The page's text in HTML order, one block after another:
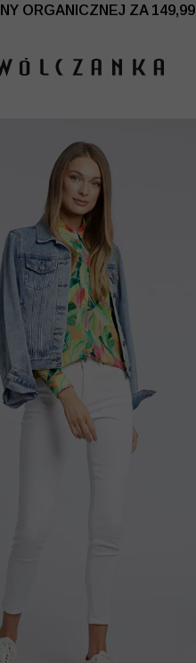
ORGANICZNEJ ZA
-30% NA DRUGI I